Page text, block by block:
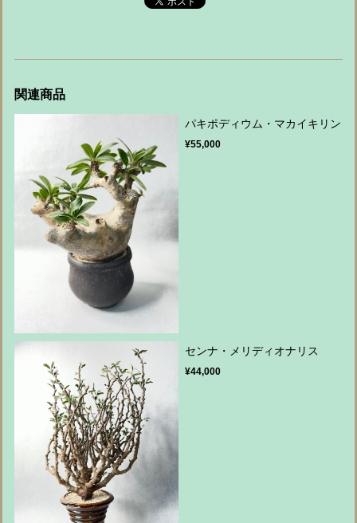
関連商品
パキポディウム・マカイキリン
¥55,000
センナ・メリディオナリス
¥44,000